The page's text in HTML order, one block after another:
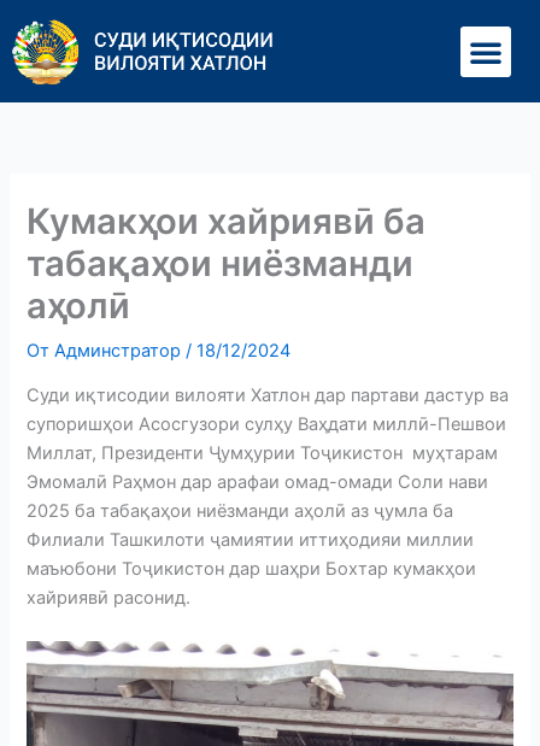
содержимому
Кумакҳои хайриявӣ ба
табақаҳои ниёзманди
аҳолӣ
ОтАдминстратор/18/12/2024
Суди иқтисодии вилояти Хатлон дар партави дастур ва
супоришҳои Асосгузори сулҳу Ваҳдати миллӣ-Пешвои
Миллат, Президенти Ҷумҳурии Тоҷикистон муҳтарам
Эмомалӣ Раҳмон дар арафаи омад-омади Соли нави
2025 ба табақаҳои ниёзманди аҳолӣ аз ҷумла ба
Филиали Ташкилоти ҷамиятии иттиҳодияи миллии
маъюбони Тоҷикистон дар шаҳри Бохтар кумакҳои
хайриявӣ расонид.